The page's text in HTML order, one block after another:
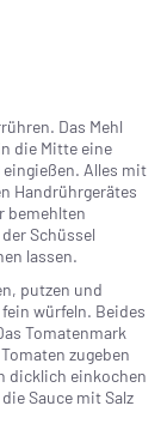
Das Mehl
die Mitte eine
eingießen. Alles mit
Handrührgerätes
bemehlten
Schüssel
lassen.
putzen und
würfeln. Beides
Tomatenmark
zugeben
dicklich einkochen
Sauce mit Salz